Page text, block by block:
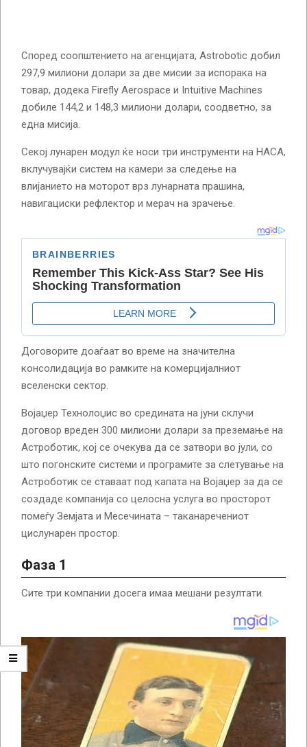
Според соопштението на агенцијата, Astrobotic добил
297,9 милиони долари за две мисии за испорака на
товар, додека Firefly Aerospace и Intuitive Machines
добиле 144,2 и 148,3 милиони долари, соодветно, за
една мисија.
Секој лунарен модул ќе носи три инструменти на НАСА,
вклучувајќи систем на камери за следење на
влијанието на моторот врз лунарната прашина,
навигациски рефлектор и мерач на зрачење.
Договорите доаѓаат во време на значителна
консолидација во рамките на комерцијалниот
вселенски сектор.
Војаџер Технолоџис во средината на јуни склучи
договор вреден 300 милиони долари за преземање на
Астроботик, кој се очекува да се затвори во јули, со
што погонските системи и програмите за слетување на
Астроботик се ставаат под капата на Војаџер за да се
создаде компанија со целосна услуга во просторот
помеѓу Земјата и Месечината – таканаречениот
цислунарен простор.
Фаза 1
Сите три компании досега имаа мешани резултати.